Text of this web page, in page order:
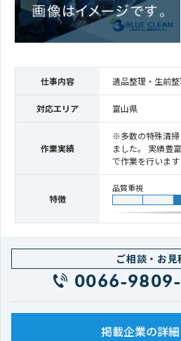
仕事内容 遺品整理・生前
対応エリア 富山県
作業実績
※多数の特殊清掃
ました。 実績豊
で作業を行います
特徴
品質重視
ご相談・お見
0066-
掲載企業の詳